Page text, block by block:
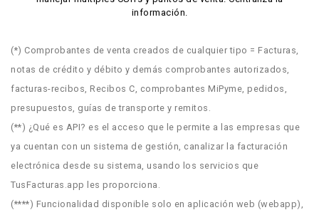
información.
(*) Comprobantes de venta creados de cualquier tipo = Facturas,
notas de crédito y débito y demás comprobantes autorizados,
facturas-recibos, Recibos C, comprobantes MiPyme, pedidos,
presupuestos, guías de transporte y remitos.
(**) ¿Qué es API? es el acceso que le permite a las empresas que
ya cuentan con un sistema de gestión, canalizar la facturación
electrónica desde su sistema, usando los servicios que
TusFacturas.app les proporciona.
(****) Funcionalidad disponible solo en aplicación web (webapp),